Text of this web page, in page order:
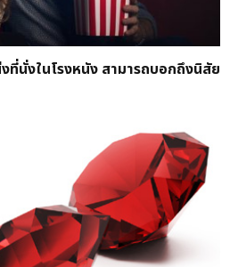
ที่นั่งในโรงหนัง สามารถบอกถึงนิสัย